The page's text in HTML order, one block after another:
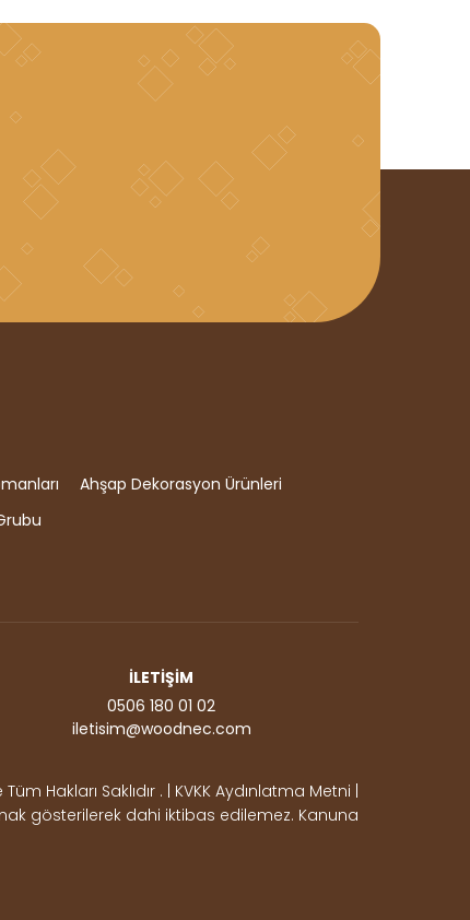
Ahşap Dekorasyon Ürünleri
İLETİŞİM
0506 180 01 02
iletisim@woodnec.com
Tüm Hakları Saklıdır . | KVKK Aydınlatma Metni |
gösterilerek dahi iktibas edilemez. Kanuna